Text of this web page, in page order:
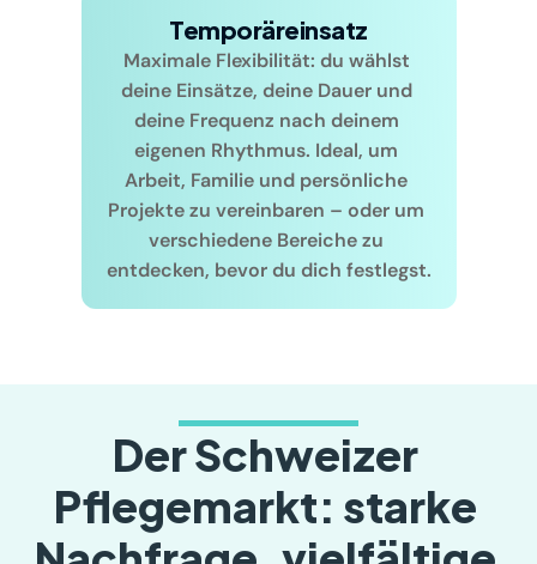
Temporäreinsatz
Maximale Flexibilität: du wählst
deine Einsätze, deine Dauer und
deine Frequenz nach deinem
eigenen Rhythmus. Ideal, um
Arbeit, Familie und persönliche
Projekte zu vereinbaren – oder um
verschiedene Bereiche zu
entdecken, bevor du dich festlegst.
Der Schweizer
Pflegemarkt: starke